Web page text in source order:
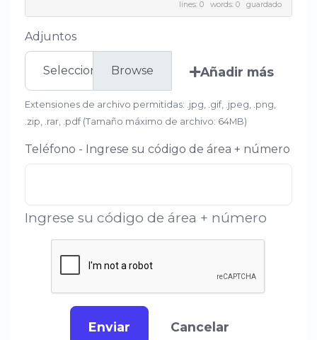
lines: 0 words: 0 guardado
Adjuntos
Seleccionar archivo Añadir más
Extensiones de archivo permitidas: .jpg, .gif, .jpeg, .png,
.zip, .rar, .pdf (Tamaño máximo de archivo: 64MB)
Teléfono - Ingrese su código de área + número
Ingrese su código de área + número
Enviar Cancelar